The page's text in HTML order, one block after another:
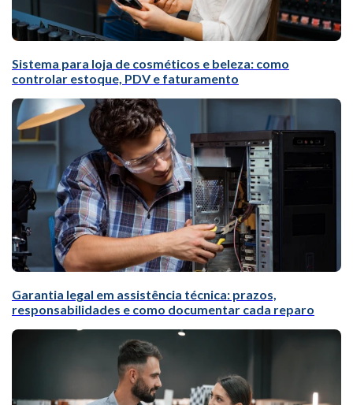
Sistema para loja de cosméticos e beleza: como
controlar estoque, PDV e faturamento
Garantia legal em assistência técnica: prazos,
responsabilidades e como documentar cada reparo